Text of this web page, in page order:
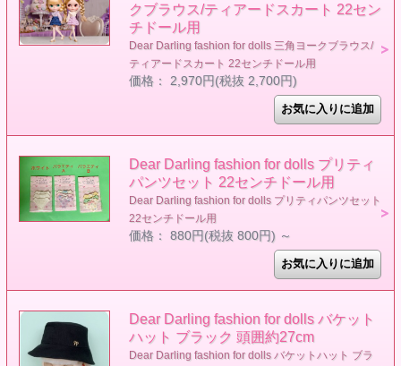
クブラウス/ティアードスカート 22セン
チドール用
Dear Darling fashion for dolls 三角ヨークブラウス/
ティアードスカート 22センチドール用
価格： 2,970円(税抜 2,700円)
Dear Darling fashion for dolls プリティ
パンツセット 22センチドール用
Dear Darling fashion for dolls プリティパンツセット
22センチドール用
価格： 880円(税抜 800円) ～
Dear Darling fashion for dolls バケット
ハット ブラック 頭囲約27cm
Dear Darling fashion for dolls バケットハット ブラ